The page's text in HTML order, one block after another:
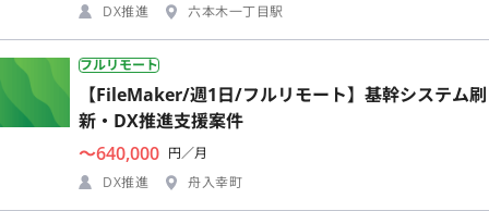
DX推進
六本木一丁目駅
フルリモート
【FileMaker/週1日/フルリモート】基幹システム刷
新・DX推進支援案件
〜640,000 円／月
DX推進
舟入幸町